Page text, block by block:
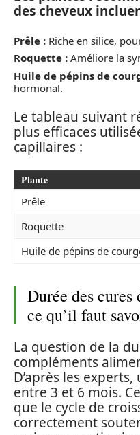
des cheveux
Prêle : Riche en silice,
Roquette : Améliore la
Huile de pépins de
hormonal.
Le tableau suivant
plus efficaces
capillaires :
Plante
Prêle
Roquette
Huile de pépins de
Durée des
ce qu’il faut
La question de la
compléments
D’après les
entre 3 et 6 mois.
que le cycle de
correctement